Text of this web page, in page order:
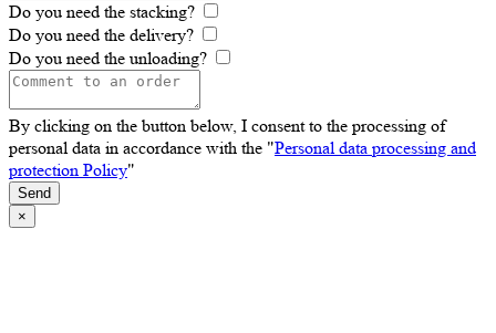
Do you need the stacking?
Do you need the delivery?
Do you need the unloading?
By clicking on the button below, I consent to the processing of
personal data in accordance with the "Personal data processing and
protection Policy"
Send
×